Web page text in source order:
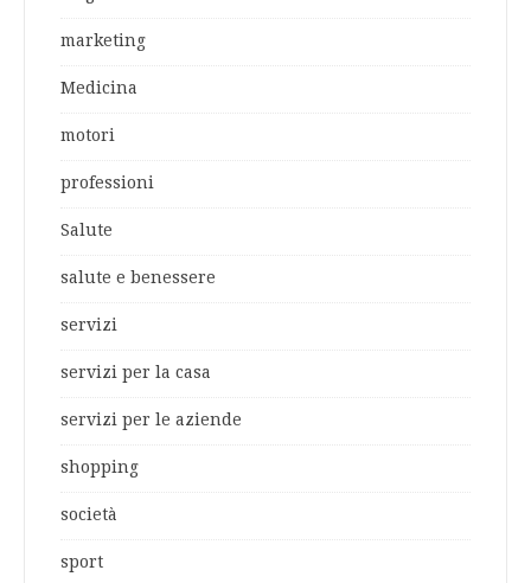
marketing
Medicina
motori
professioni
Salute
salute e benessere
servizi
servizi per la casa
servizi per le aziende
shopping
società
sport